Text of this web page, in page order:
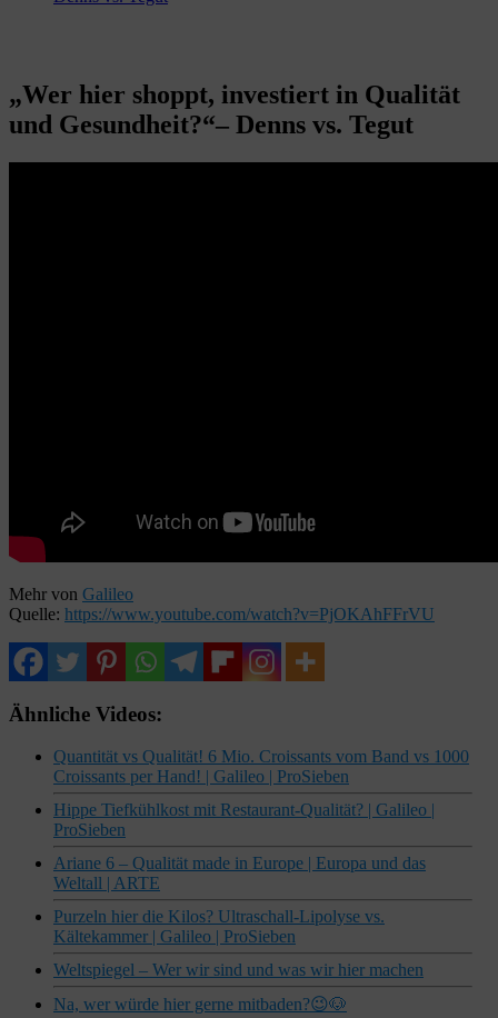
„Wer hier shoppt, investiert in Qualität
und Gesundheit?“– Denns vs. Tegut
Mehr von Galileo
Quelle: https://www.youtube.com/watch?v=PjOKAhFFrVU
Ähnliche Videos:
Quantität vs Qualität! 6 Mio. Croissants vom Band vs 1000
Croissants per Hand! | Galileo | ProSieben
Hippe Tiefkühlkost mit Restaurant-Qualität? | Galileo |
ProSieben
Ariane 6 – Qualität made in Europe | Europa und das
Weltall | ARTE
Purzeln hier die Kilos? Ultraschall-Lipolyse vs.
Kältekammer | Galileo | ProSieben
Weltspiegel – Wer wir sind und was wir hier machen
Na, wer würde hier gerne mitbaden?😉🐶